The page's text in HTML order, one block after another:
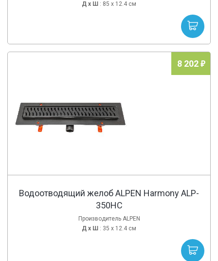
Д х Ш : 85 x 12.4 см
8 202
Водоотводящий желоб ALPEN Harmony ALP-
350HC
Производитель ALPEN
Д х Ш : 35 x 12.4 см